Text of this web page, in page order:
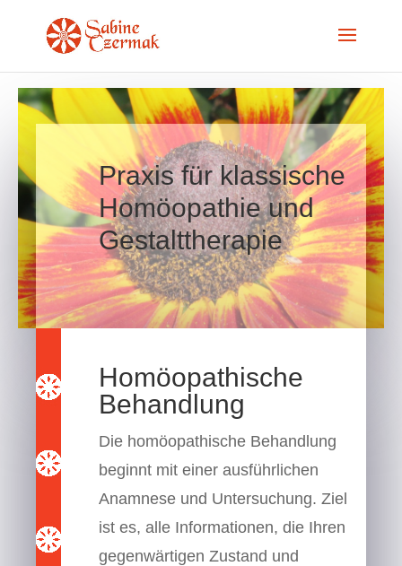
Praxis für klassische
Homöopathie und
Gestalttherapie
Homöopathische
Behandlung
Die homöopathische Behandlung
beginnt mit einer ausführlichen
Anamnese und Untersuchung. Ziel
ist es, alle Informationen, die Ihren
gegenwärtigen Zustand und